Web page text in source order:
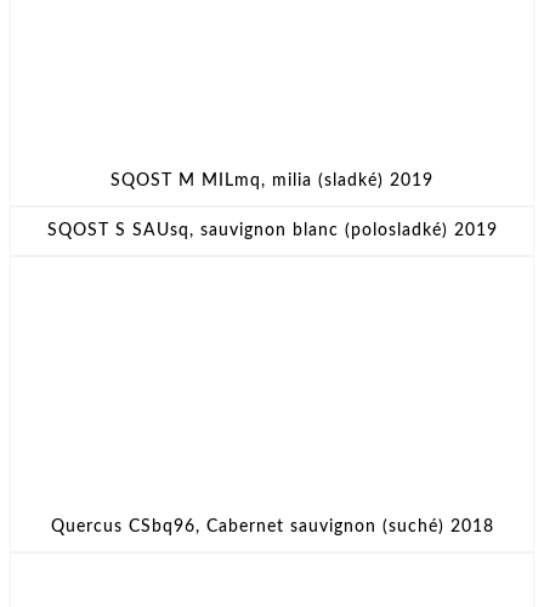
SQOST M MILmq, milia (sladké) 2019
SQOST S SAUsq, sauvignon blanc (polosladké) 2019
Quercus CSbq96, Cabernet sauvignon (suché) 2018